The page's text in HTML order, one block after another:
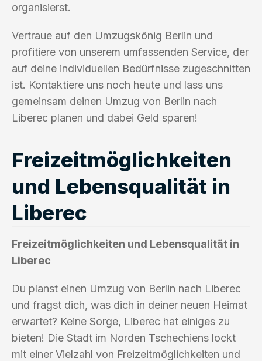
organisierst.
Vertraue auf den Umzugskönig Berlin und
profitiere von unserem umfassenden Service, der
auf deine individuellen Bedürfnisse zugeschnitten
ist. Kontaktiere uns noch heute und lass uns
gemeinsam deinen Umzug von Berlin nach
Liberec planen und dabei Geld sparen!
Freizeitmöglichkeiten
und Lebensqualität in
Liberec
Freizeitmöglichkeiten und Lebensqualität in
Liberec
Du planst einen Umzug von Berlin nach Liberec
und fragst dich, was dich in deiner neuen Heimat
erwartet? Keine Sorge, Liberec hat einiges zu
bieten! Die Stadt im Norden Tschechiens lockt
mit einer Vielzahl von Freizeitmöglichkeiten und